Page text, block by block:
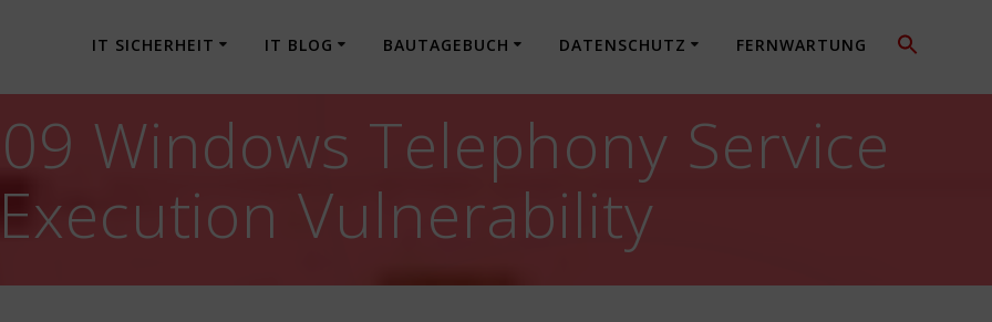
IT SICHERHEIT IT BLOG BAUTAGEBUCH DATENSCHUTZ FERNWARTUNG
Windows Telephony Service
Vulnerability